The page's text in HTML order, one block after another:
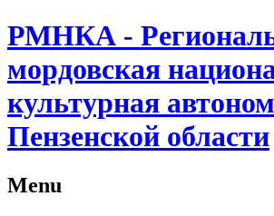
РМНКА -
мордовская
культурная
Пензенской области
Menu